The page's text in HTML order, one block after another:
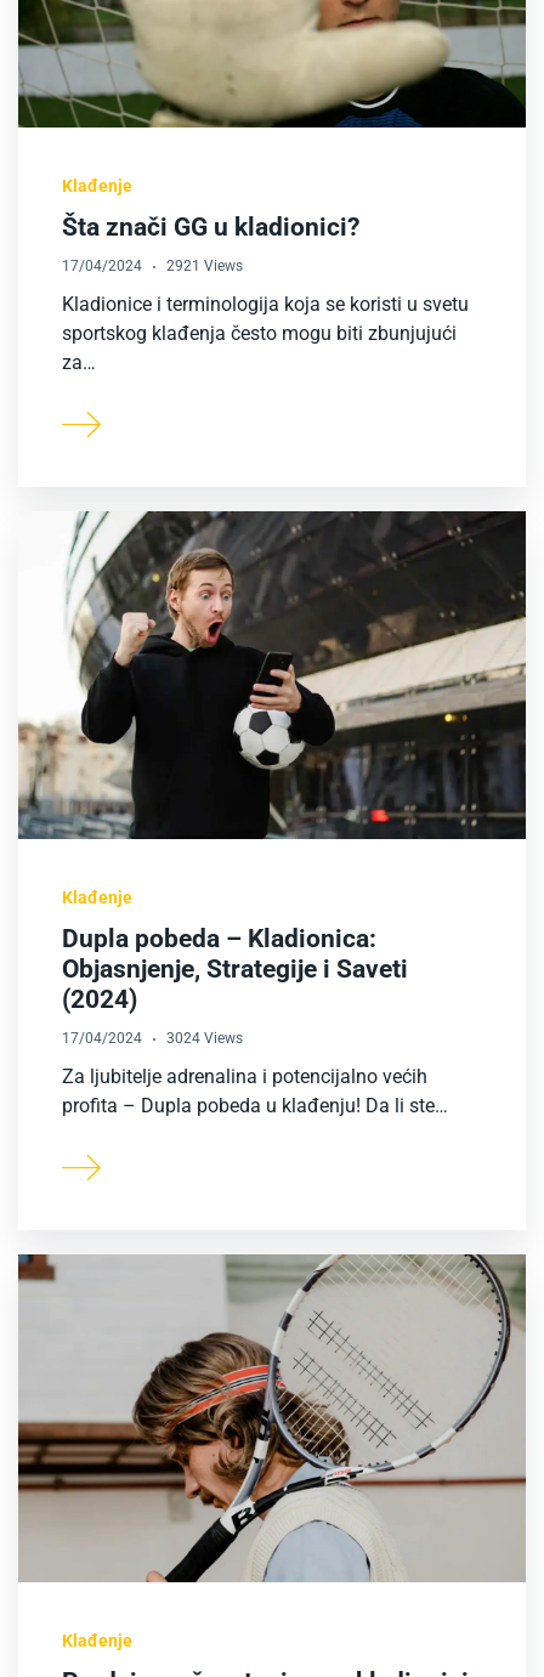
Klađenje
Šta znači GG u kladionici?
17/04/2024 2921 Views
Kladionice i terminologija koja se koristi u svetu
sportskog klađenja često mogu biti zbunjujući
za…
Klađenje
Dupla pobeda – Kladionica:
Objasnjenje, Strategije i Saveti
(2024)
17/04/2024 3024 Views
Za ljubitelje adrenalina i potencijalno većih
profita – Dupla pobeda u klađenju! Da li ste…
Klađenje